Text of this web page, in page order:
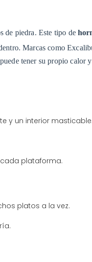
de piedra. Este tipo de
Marcas como
tener su propio
y un interior masticable.
plataforma.
platos a la vez.